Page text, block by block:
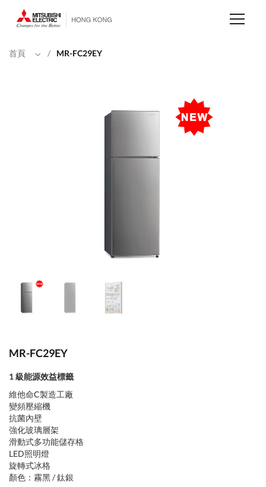
首頁 / MR-FC29EY
MR-FC29EY
1 級能源效益標籤
維他命C製造工廠
變頻壓縮機
抗菌內壁
強化玻璃層架
滑動式多功能儲存格
LED照明燈
旋轉式冰格
顏色：霧黑 / 鈦銀